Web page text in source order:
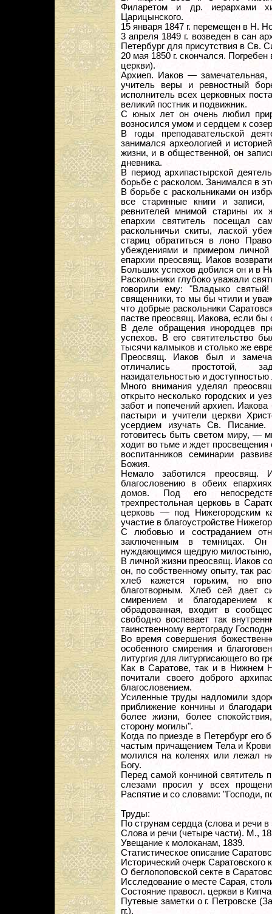
Филаретом и др. иерархами
Царицынского.
15 января 1847 г. перемещен в Н.
3 апреля 1849 г. возведен в сан
Петербург для присутствия в Св.
20 мая 1850 г. скончался.
церкви).
Архиеп. Иаков —
учитель веры и ревностный
исполнитель всех церковных
великий постник и подвижник.
С юных лет он очень любил
возносился умом и сердцем к
В годы преподавательской
занимался археологией и
жизни, и в общественной, он
дневника.
В период архипастырской
борьбе с расколом. Занимался в
В борьбе с раскольниками он
все старинные книги и
ревнителей мнимой старины
епархии святитель посещал
раскольничьи скиты, лаской
стариц обратиться в лоно
убеждениями и примером
епархии преосвящ. Иаков
Больших успехов добился он и в
Раскольники глубоко уважали
говорили ему: "Владыко
священники, то мы бы чтили и
что добрые раскольники
пастве преосвящ. Иакова, если бы
В деле обращения инородцев
успехов. В его святительство
тысячи калмыков и столько же
Преосвящ. Иаков был и
отличались простотой,
назидательностью и
Много внимания уделял
открыто несколько городских и
забот и попечений архиеп.
пастыри и учители церкви
усердием изучать Св.
готовитесь быть светом миру, —
ходит во тьме и ждет
воспитанников семинарии
Божия.
Немало заботился
благословению в обеих
домов. Под его
трехпрестольная церковь в
церковь — под Нижегородским
участие в благоустройстве
С любовью и состраданием
заключенным в темницах.
нуждающимся щедрую милостыню,
В личной жизни преосвящ. Иаков
он, по собственному опыту, так
хлеб кажется горьким, но
благотворным. Хлеб сей дает
смирением и благодарением
обрадованная, входит в
свободно воспевает так
таинственному вертограду
Во время совершения
особенного смирения и
литургия для литургисающего во
Как в Саратове, так и в Нижнем
почитали своего доброго
благословением.
Усиленные труды надломили
приближение кончины и
более жизни, более
сторону могилы".
Когда по приезде в Петербург его
частым причащением Тела и
молился на коленях или лежал
Богу.
Перед самой кончиной святитель
слезами просил у всех
Распятие и со словами: "Господи,
Труды:
По струнам сердца (слова и речи
Слова и речи (четыре части). М.,
Увещание к молоканам, 1839.
Статистическое описание
Исторический очерк Саратовского
О беглопоповской секте в
Исследование о месте Сарая,
Состояние правосл. церкви в
Путевые заметки о г. Петровске
гг.).